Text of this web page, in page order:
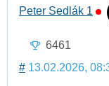
Peter Sedlák 1
6461
# 13.02.2026,